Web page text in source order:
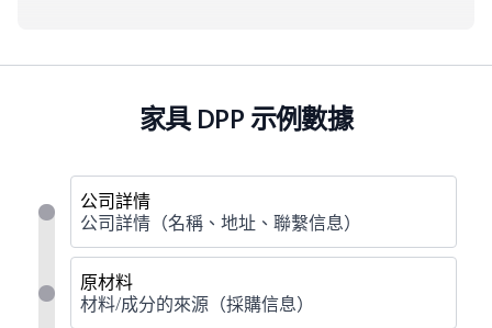
家具 DPP 示例數據
公司詳情
公司詳情（名稱、地址、聯繫信息）
原材料
材料/成分的來源（採購信息）